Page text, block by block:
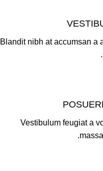
Blandit nibh at accumsan a
Vestibulum feugiat a